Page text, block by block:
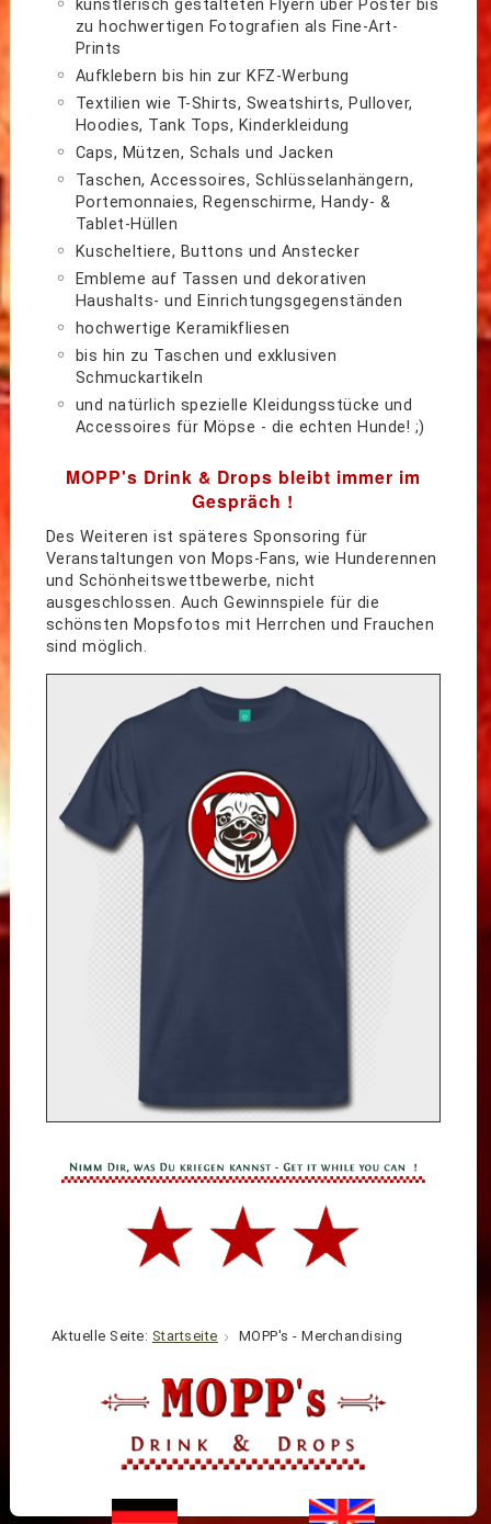
künstlerisch gestalteten Flyern über Poster bis
zu hochwertigen Fotografien als Fine-Art-
Prints
Aufklebern bis hin zur KFZ-Werbung
Textilien wie T-Shirts, Sweatshirts, Pullover,
Hoodies, Tank Tops, Kinderkleidung
Caps, Mützen, Schals und Jacken
Taschen, Accessoires, Schlüsselanhängern,
Portemonnaies, Regenschirme, Handy- &
Tablet-Hüllen
Kuscheltiere, Buttons und Anstecker
Embleme auf Tassen und dekorativen
Haushalts- und Einrichtungsgegenständen
hochwertige Keramikfliesen
bis hin zu Taschen und exklusiven
Schmuckartikeln
und natürlich spezielle Kleidungsstücke und
Accessoires für Möpse - die echten Hunde! ;)
MOPP's Drink & Drops bleibt immer im
Gespräch !
Des Weiteren ist späteres Sponsoring für
Veranstaltungen von Mops-Fans, wie Hunderennen
und Schönheitswettbewerbe, nicht
ausgeschlossen. Auch Gewinnspiele für die
schönsten Mopsfotos mit Herrchen und Frauchen
sind möglich.
Aktuelle Seite: Startseite MOPP's - Merchandising